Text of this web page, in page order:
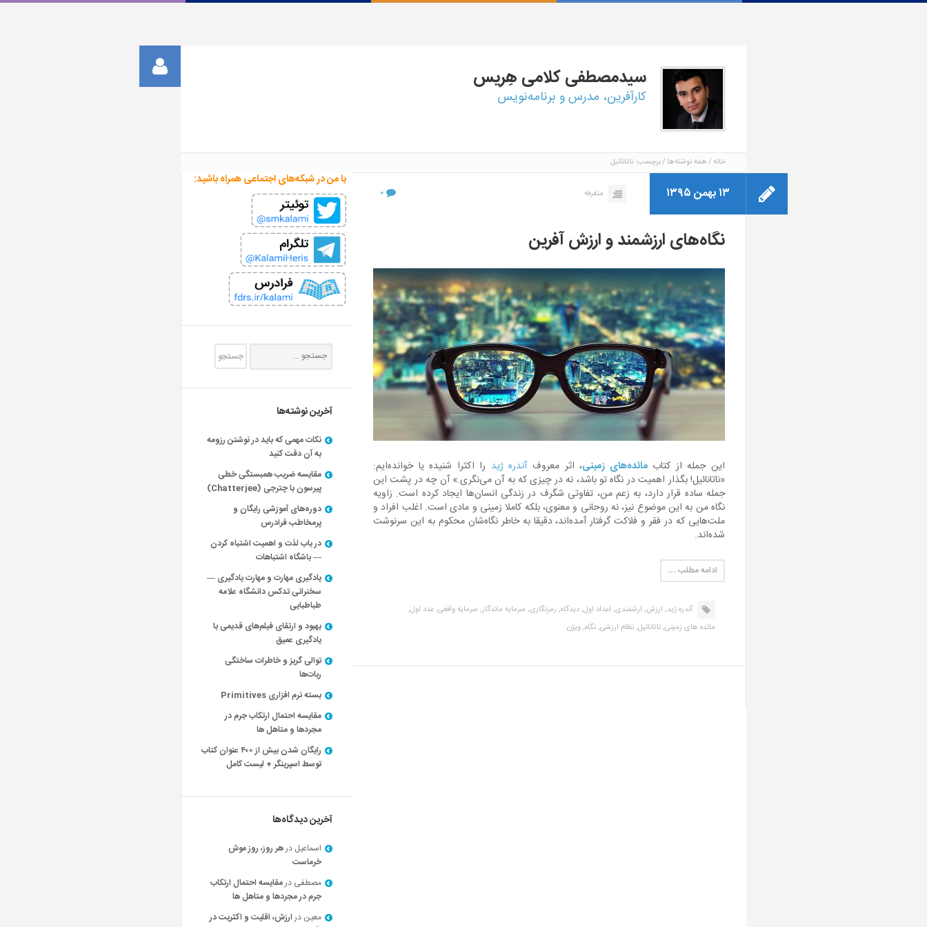
سیدمصطفیکلامی هِریس
کارآفرین، مدرس و برنامه‌نویس
خانه همه نوشته‌ها برچسب: ناتانائیل
۱۳ بهمن ۱۳۹۵ متفرقه ۰
نگاه‌های ارزشمند و ارزش آفرین
این جمله از کتابمائده‌های زمینی، اثر معروفآندره ژید را اکثرا شنیده یا خوانده‌ایم:
«ناتانائیل! بگذار اهمیت در نگاه تو باشد، نه در چیزی که به آن می‌نگری.» آن چه در پشت این
جمله ساده قرار دارد، به زعم من، تفاوتی شگرف در زندگی انسان‌ها ایجاد کرده است. زاویه
نگاه من به این موضوع نیز، نه روحانی و معنوی، بلکه کاملا زمینی و مادی است. اغلب افراد و
ملت‌هایی که در فقر و فلاکت گرفتار آمده‌اند، دقیقا به خاطر نگاه‌شان محکوم به این سرنوشت
شده‌اند.
ادامه مطلب …
آندره ژید, ارزش, ارشمندی, اعداد اول,دیدگاه, رمزنگاری, سرمایه ماندگار, سرمایه واقعی,عدد اول,
مائده های زمینی,ناتانائیل,نظام ارزشی,نگاه,ویژن
با من در شبکه‌های اجتماعی همراه باشید:
آخرین نوشته‌ها
نکات مهمی که باید در نوشتن رزومه
به آن دقت کنید
مقایسه ضریب همبستگی خطی
پیرسون با چترجی (Chatterjee)
دوره‌های آموزشی رایگان و
پرمخاطب فرادرس
در باب لذت و اهمیت اشتباه کردن
— باشگاه اشتباهات
یادگیری مهارت و مهارت یادگیری —
سخنرانی تدکس دانشگاه علامه
طباطبایی
بهبود و ارتقای فیلم‌های قدیمی با
یادگیری عمیق
توالی گریز و خاطرات ساختگی
ربات‌ها
بسته نرم افزاری Primitives
مقایسه احتمال ارتکاب جرم در
مجردها و متاهل ها
رایگان شدن بیش از ۴۰۰ عنوان کتاب
توسط اسپرینگر + لیست کامل
آخرین دیدگاه‌ها
اسماعیل درهر روز، روز موش
خرماست
مصطفی درمقایسه احتمال ارتکاب
جرم در مجردها و متاهل ها
معین درارزش، اقلیت و اکثریت در